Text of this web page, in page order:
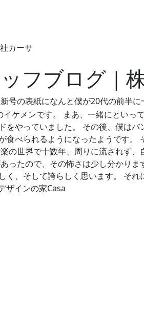
カーサ
フブログ｜
新号の表紙になんと僕が20代の前半
ケメンです。 まあ、一緒にといっ
やっていました。 その後、僕は
べられるようになったようです。
世界で十数年、周りに流されず
たので、その怖さは少し分かり
、そして誇らしく思います。 そ
インの家Casa